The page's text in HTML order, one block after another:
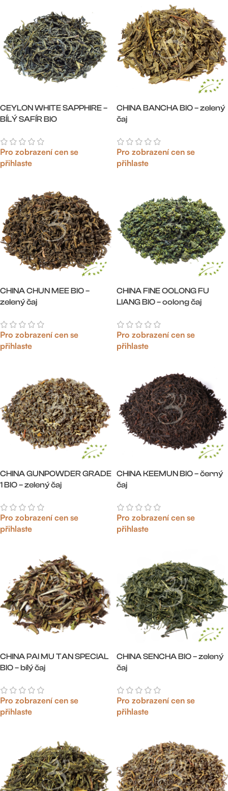
CEYLON WHITE SAPPHIRE –
BÍLÝ SAFÍR BIO
Pro zobrazení cen se
přihlaste
CHINA BANCHA BIO – zelený
čaj
Pro zobrazení cen se
přihlaste
CHINA CHUN MEE BIO –
zelený čaj
Pro zobrazení cen se
přihlaste
CHINA FINE OOLONG FU
LIANG BIO – oolong čaj
Pro zobrazení cen se
přihlaste
CHINA GUNPOWDER GRADE
1 BIO – zelený čaj
Pro zobrazení cen se
přihlaste
CHINA KEEMUN BIO – černý
čaj
Pro zobrazení cen se
přihlaste
CHINA PAI MU TAN SPECIAL
BIO – bílý čaj
Pro zobrazení cen se
přihlaste
CHINA SENCHA BIO – zelený
čaj
Pro zobrazení cen se
přihlaste